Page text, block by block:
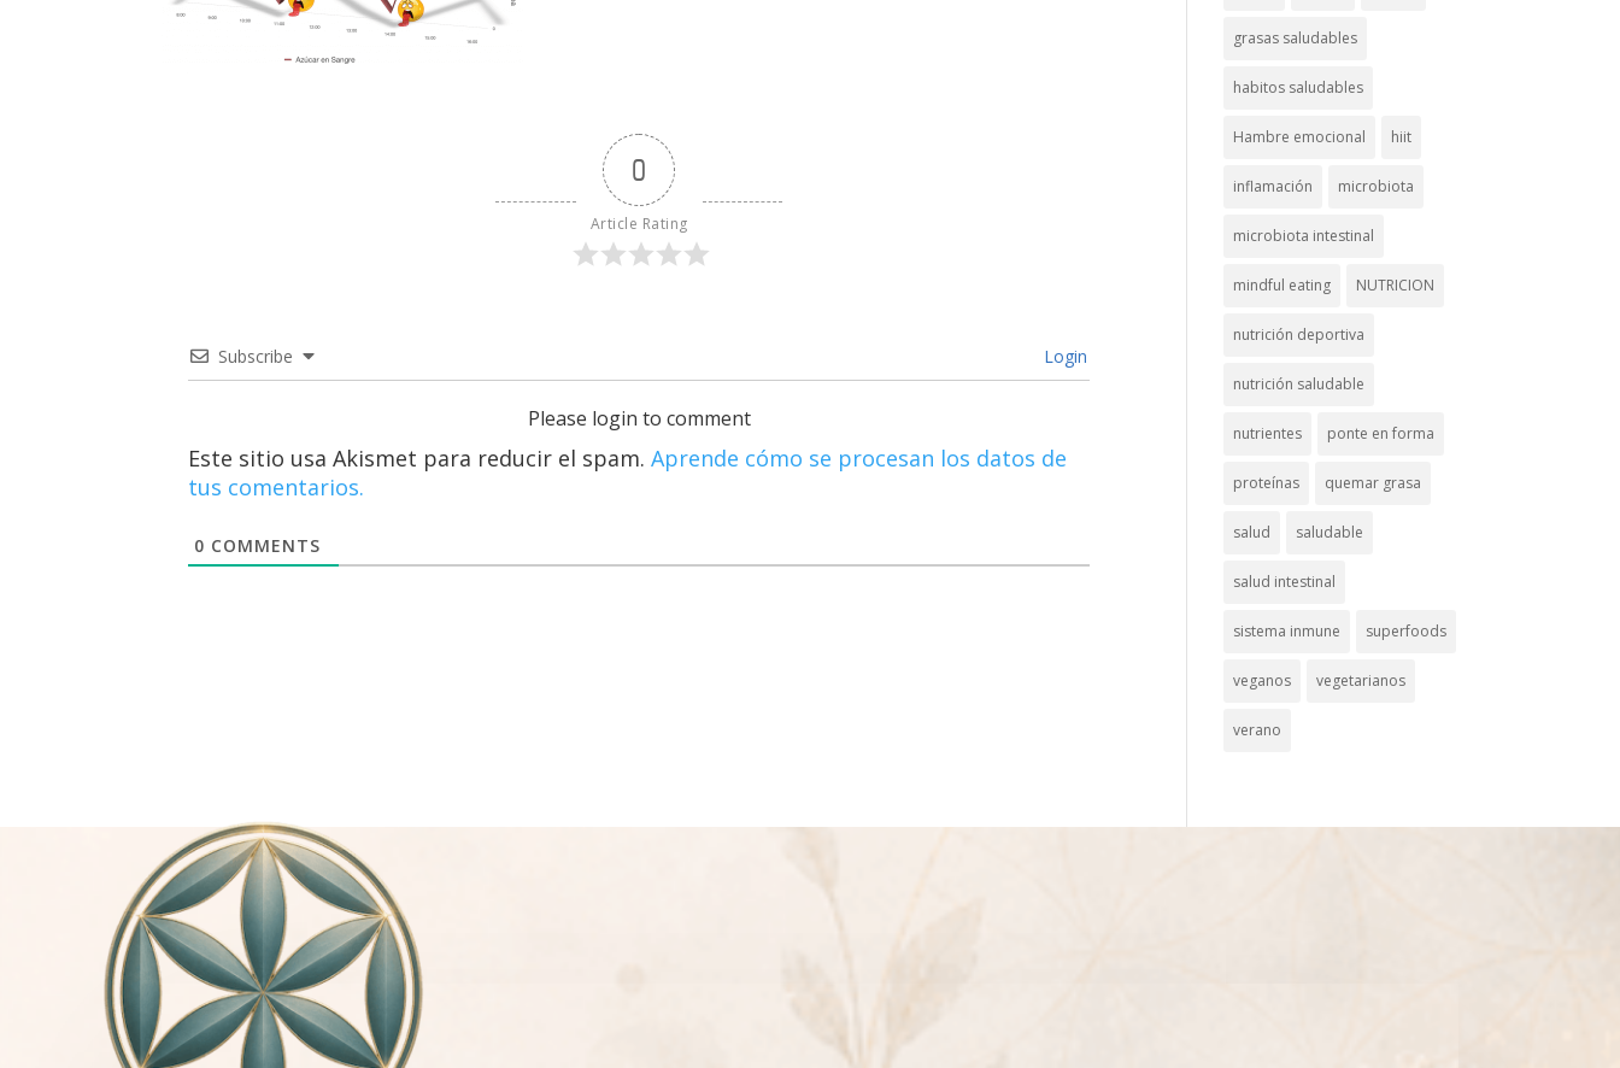
0
Article Rating
Subscribe Login
Please login to comment
Este sitio usa Akismet para reducir el spam.Aprende cómo se procesan los datos de
tus comentarios.
0 COMMENTS
grasas saludables
habitos saludables
Hambre emocional hiit
inflamación microbiota
microbiota intestinal
mindful eating NUTRICION
nutrición deportiva
nutrición saludable
nutrientes ponte en forma
proteínas quemar grasa
salud saludable
salud intestinal
sistema inmune superfoods
veganos vegetarianos
verano